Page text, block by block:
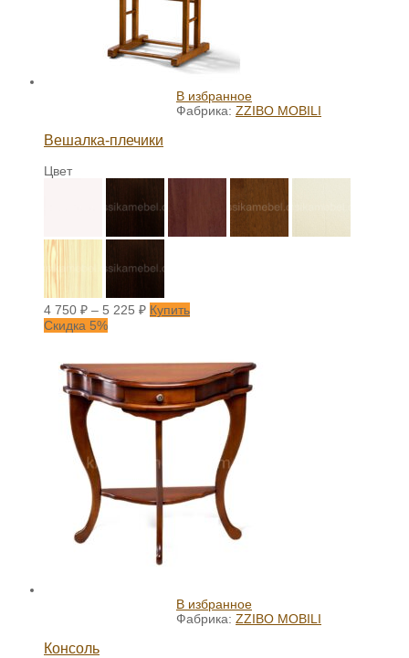
В избранное
Фабрика: ZZIBO MOBILI
Вешалка-плечики
Цвет
4 750 ₽ – 5 225 ₽ Купить
Скидка 5%
В избранное
Фабрика: ZZIBO MOBILI
Консоль